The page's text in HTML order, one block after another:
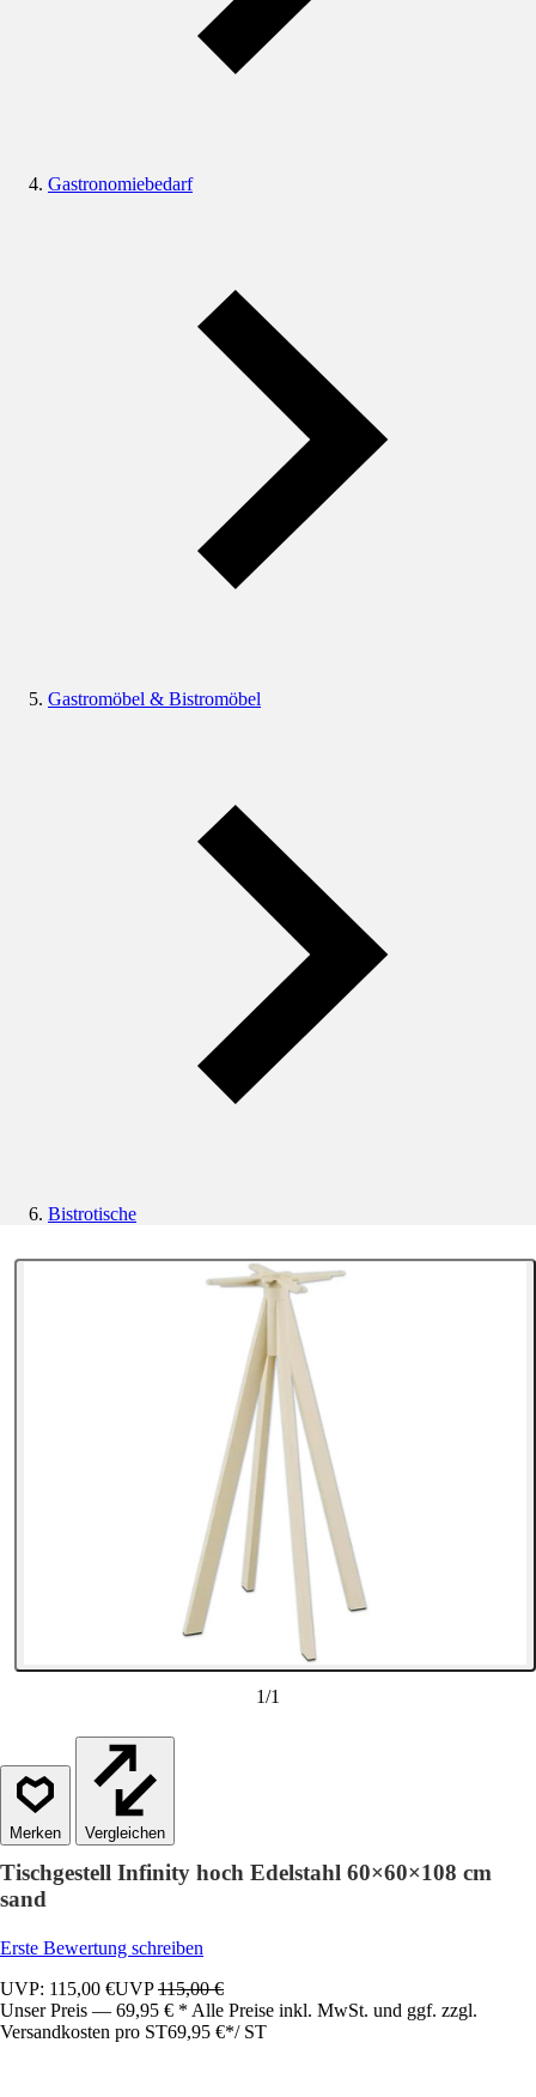
Gastronomiebedarf
Gastromöbel & Bistromöbel
Bistrotische
1/1
Vergleichen
Tischgestell Infinity hoch Edelstahl 60×60×108 cm
sand
Erste Bewertung schreiben
UVP: 115,00 €UVP115,00 €
Unser Preis — 69,95 € * Alle Preise inkl. MwSt. und ggf. zzgl.
Versandkosten pro ST69,95 €*/ ST